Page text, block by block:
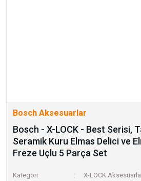
Bosch Aksesuarlar
Bosch - X-LOCK - Best Serisi,
Seramik Kuru Elmas Delici ve
Freze Uçlu 5 Parça Set
Kategori
X-LOCK